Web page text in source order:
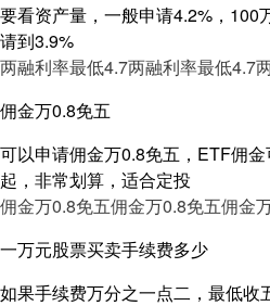
要看资产量，一般申请4.2%，100
请到3.9%
两融利率最低4.7两融利率最低4.7
佣金万0.8免五
可以申请佣金万0.8免五，ETF佣
起，非常划算，适合定投
佣金万0.8免五佣金万0.8免五佣金
一万元股票买卖手续费多少
如果手续费万分之一点二，最低收